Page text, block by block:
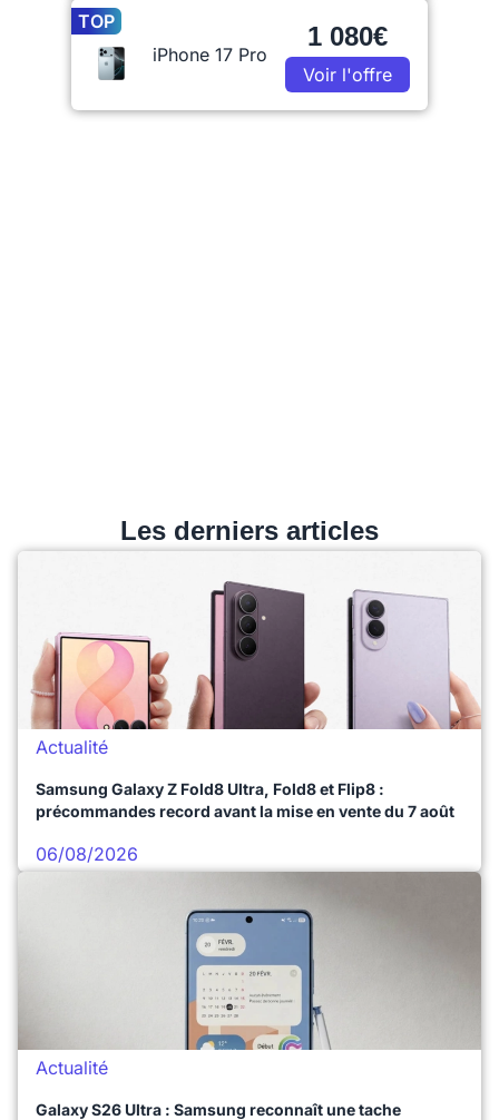
TOP
iPhone 17 Pro
1 080€
Voir l'offre
Les derniers articles
Actualité
Samsung Galaxy Z Fold8 Ultra, Fold8 et Flip8 :
précommandes record avant la mise en vente du 7 août
06/08/2026
Actualité
Galaxy S26 Ultra : Samsung reconnaît une tache